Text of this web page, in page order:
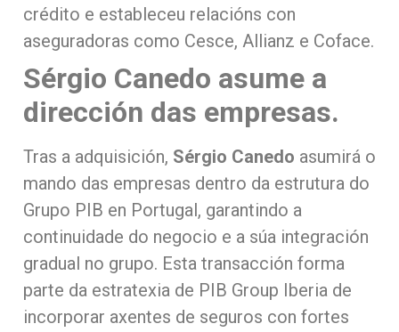
crédito e estableceu relacións con
aseguradoras como Cesce, Allianz e Coface.
Sérgio Canedo asume a
dirección das empresas.
Tras a adquisición, Sérgio Canedo asumirá o
mando das empresas dentro da estrutura do
Grupo PIB en Portugal, garantindo a
continuidade do negocio e a súa integración
gradual no grupo. Esta transacción forma
parte da estratexia de PIB Group Iberia de
incorporar axentes de seguros con fortes